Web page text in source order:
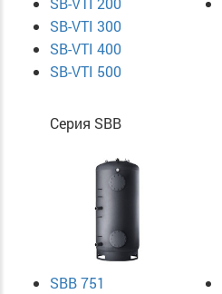
SB-VTI 300
SB-VTI 400
SB-VTI 500
Серия SBB
SBB 751